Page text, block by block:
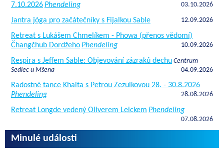
7.10.2026Phendeling 03.10.2026
Jantra jóga pro začátečníky s Fijalkou Sable 12.09.2026
Retreat s Lukášem Chmelíkem - Phowa (přenos vědomí)
Čhangčhub DordžehoPhendeling 10.09.2026
Respira s Jeffem Sable: Objevování zázraků dechu Centrum
Sedlec u Mšena
04.09.2026
Radostné tance Khaita s Petrou Zezulkovou 28. - 30.8.2026
Phendeling
28.08.2026
Retreat Longde vedený Oliverem Leickem Phendeling
07.08.2026
Minulé události